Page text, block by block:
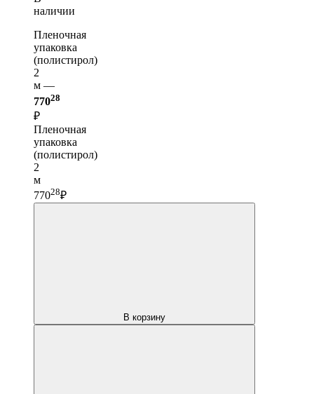
наличии
Пленочная
упаковка
(полистирол)
2
м —
77028
₽
Пленочная
упаковка
(полистирол)
2
м
77028₽
В корзину